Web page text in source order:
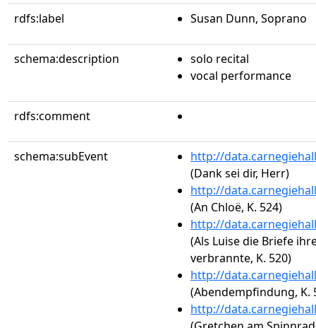
rdfs:label Susan Dunn, Soprano
schema:description
solo recital
vocal performance
rdfs:comment
schema:subEvent
http://
(Dank sei dir, Herr)
http://
(An Chloë, K. 524)
http://
(Als Luise die Briefe
verbrannte, K. 520)
http://
(Abendempfindung, K.
http://